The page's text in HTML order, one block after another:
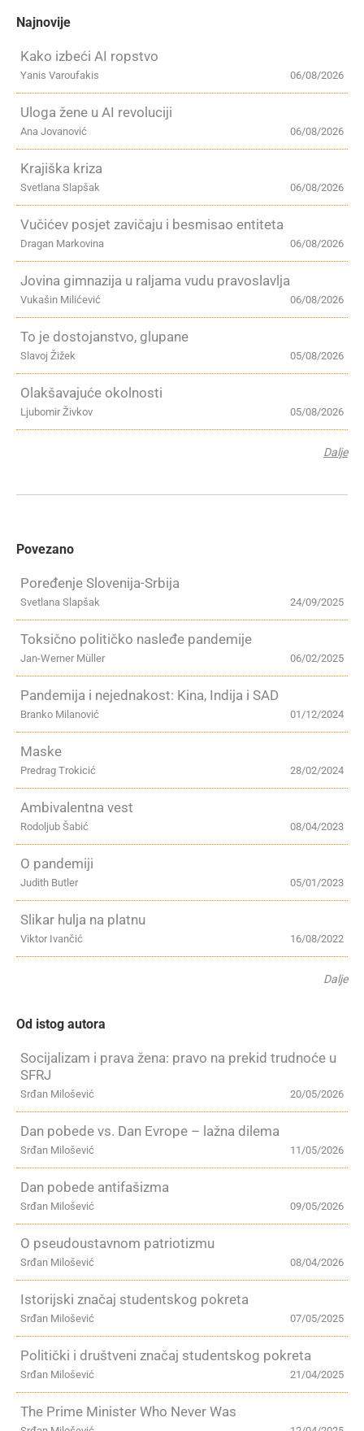
Najnovije
Kako izbeći AI ropstvo
06/08/2026
Yanis Varoufakis
Uloga žene u AI revoluciji
06/08/2026
Ana Jovanović
Krajiška kriza
06/08/2026
Svetlana Slapšak
Vučićev posjet zavičaju i besmisao entiteta
06/08/2026
Dragan Markovina
Jovina gimnazija u raljama vudu pravoslavlja
06/08/2026
Vukašin Milićević
To je dostojanstvo, glupane
05/08/2026
Slavoj Žižek
Olakšavajuće okolnosti
05/08/2026
Ljubomir Živkov
Dalje
Povezano
Poređenje Slovenija-Srbija
24/09/2025
Svetlana Slapšak
Toksično političko nasleđe pandemije
06/02/2025
Jan-Werner Müller
Pandemija i nejednakost: Kina, Indija i SAD
01/12/2024
Branko Milanović
Maske
28/02/2024
Predrag Trokicić
Ambivalentna vest
08/04/2023
Rodoljub Šabić
O pandemiji
05/01/2023
Judith Butler
Slikar hulja na platnu
16/08/2022
Viktor Ivančić
Dalje
Od istog autora
Socijalizam i prava žena: pravo na prekid trudnoće u
SFRJ
20/05/2026
Srđan Milošević
Dan pobede vs. Dan Evrope – lažna dilema
11/05/2026
Srđan Milošević
Dan pobede antifašizma
09/05/2026
Srđan Milošević
O pseudoustavnom patriotizmu
08/04/2026
Srđan Milošević
Istorijski značaj studentskog pokreta
07/05/2025
Srđan Milošević
Politički i društveni značaj studentskog pokreta
21/04/2025
Srđan Milošević
The Prime Minister Who Never Was